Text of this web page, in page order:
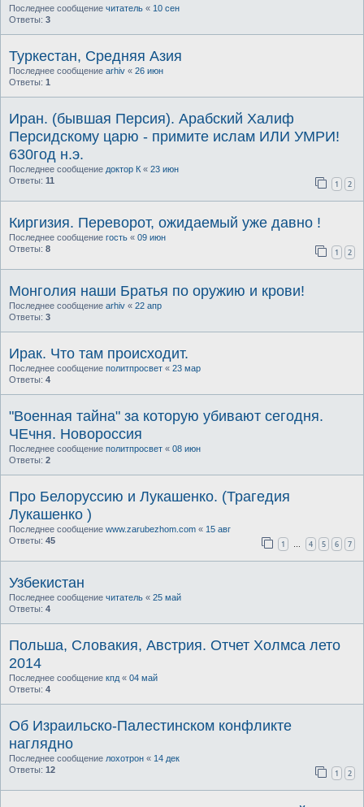
Последнее сообщение читатель « 10 сен
Ответы: 3
Туркестан, Средняя Азия
Последнее сообщение arhiv « 26 июн
Ответы: 1
Иран. (бывшая Персия). Арабский Халиф
Персидскому царю - примите ислам ИЛИ УМРИ!
630год н.э.
Последнее сообщение доктор К « 23 июн
Ответы: 11 1 2
Киргизия. Переворот, ожидаемый уже давно !
Последнее сообщение гость « 09 июн
Ответы: 8 1 2
Монголия наши Братья по оружию и крови!
Последнее сообщение arhiv « 22 апр
Ответы: 3
Ирак. Что там происходит.
Последнее сообщение политпросвет « 23 мар
Ответы: 4
"Военная тайна" за которую убивают сегодня.
ЧЕчня. Новороссия
Последнее сообщение политпросвет « 08 июн
Ответы: 2
Про Белоруссию и Лукашенко. (Трагедия
Лукашенко )
Последнее сообщение www.zarubezhom.com « 15 авг
Ответы: 45 1 … 4 5 6 7
Узбекистан
Последнее сообщение читатель « 25 май
Ответы: 4
Польша, Словакия, Австрия. Отчет Холмса лето
2014
Последнее сообщение кпд « 04 май
Ответы: 4
Об Израильско-Палестинском конфликте
наглядно
Последнее сообщение лохотрон « 14 дек
Ответы: 12 1 2